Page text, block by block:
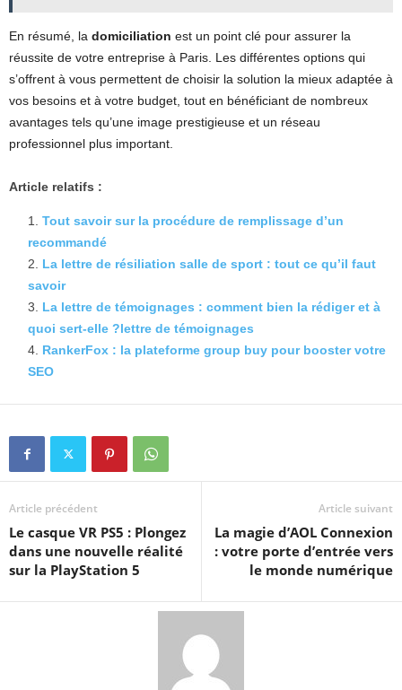
En résumé, la domiciliation est un point clé pour assurer la
réussite de votre entreprise à Paris. Les différentes options qui
s’offrent à vous permettent de choisir la solution la mieux adaptée à
vos besoins et à votre budget, tout en bénéficiant de nombreux
avantages tels qu’une image prestigieuse et un réseau
professionnel plus important.
Article relatifs :
Tout savoir sur la procédure de remplissage d’un
recommandé
La lettre de résiliation salle de sport : tout ce qu’il faut
savoir
La lettre de témoignages : comment bien la rédiger et à
quoi sert-elle ?lettre de témoignages
RankerFox : la plateforme group buy pour booster votre
SEO
Article précédent
Le casque VR PS5 : Plongez
dans une nouvelle réalité
sur la PlayStation 5
Article suivant
La magie d’AOL Connexion
: votre porte d’entrée vers
le monde numérique